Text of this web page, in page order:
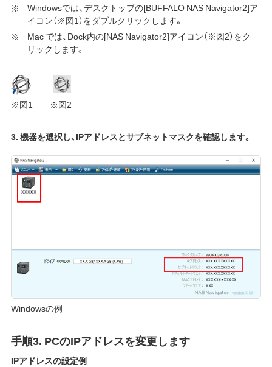
Windowsでは、デスクトップの[BUFFALO NAS Navigator2]ア
イコン（※図1）をダブルクリックします。
Mac では、Dock内の[NAS Navigator2]アイコン（※図2）をク
リックします。
※図1 ※図2
3. 機器を選択し、IPアドレスとサブネットマスクを確認します。
Windowsの例
手順3. PCのIPアドレスを変更します
IPアドレスの設定例